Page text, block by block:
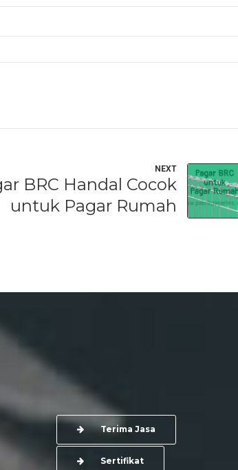
NEXT
BRC Handal Cocok
untuk Pagar Rumah
Terima Jasa
Sertifikat